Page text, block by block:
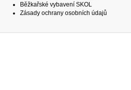
Běžkařské vybavení SKOL
Zásady ochrany osobních údajů